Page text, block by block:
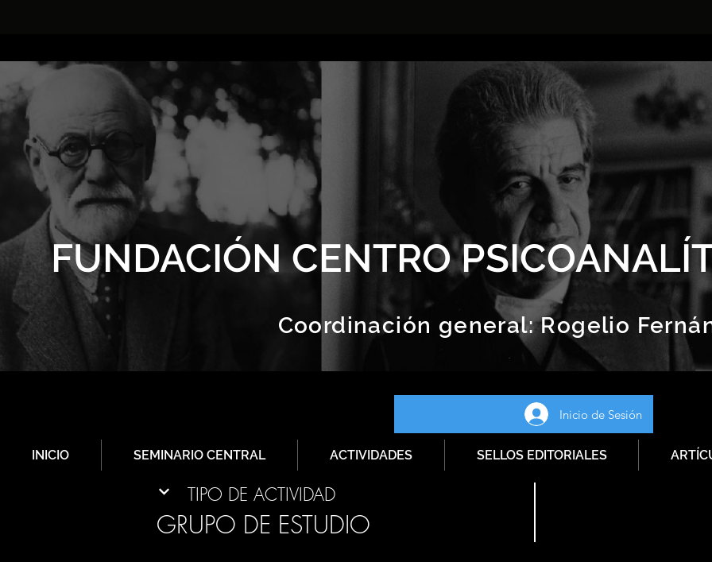
FUNDACIÓN CENTRO
Coordinación general:Rogelio
Inicio de Sesión
INICIO SEMINARIO CENTRAL ACTIVIDADES SELLOS EDITORIALES
TIPO DE ACTIVIDAD
GRUPO DE ESTUDIO